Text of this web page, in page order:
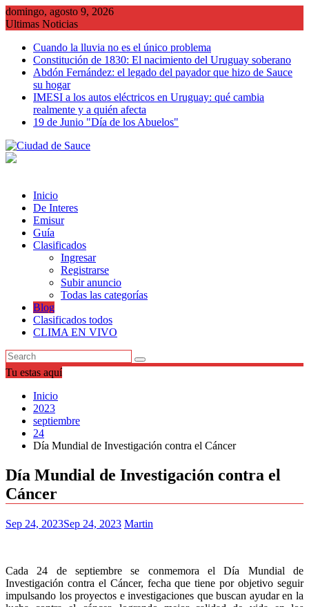
Saltar
al
domingo, agosto 9, 2026
Ultimas Noticias
Cuando la lluvia no es el único problema
Constitución de 1830: El nacimiento del Uruguay soberano
Abdón Fernández: el legado del payador que hizo de Sauce
su hogar
IMESI a los autos eléctricos en Uruguay: qué cambia
realmente y a quién afecta
19 de Junio "Día de los Abuelos"
Inicio
De Interes
Emisur
Guía
Clasificados
Ingresar
Registrarse
Subir anuncio
Todas las categorías
Blog
Clasificados todos
CLIMA EN VIVO
Tu estas aquí
Inicio
2023
septiembre
24
Día Mundial de Investigación contra el Cáncer
Día Mundial de Investigación contra el
Cáncer
Sep 24, 2023Sep 24, 2023 Martin
Cada 24 de septiembre se conmemora el Día Mundial de
Investigación contra el Cáncer, fecha que tiene por objetivo seguir
impulsando los proyectos e investigaciones que buscan ayudar en la